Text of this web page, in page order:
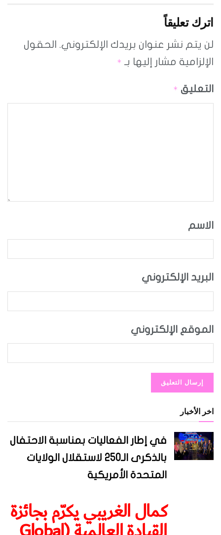
اترك تعليقاً
لن يتم نشر عنوان بريدك الإلكتروني. الحقول
الإلزامية مشار إليها بـ *
التعليق *
الاسم
البريد الإلكتروني
الموقع الإلكتروني
اخر الأخبار
في إطار الفعاليات بمناسبة الاحتفال
بالذكرى الـ250 لاستقلال الولايات
المتحدة الأمريكية
كمال الغريبي يكرّم بجائزة